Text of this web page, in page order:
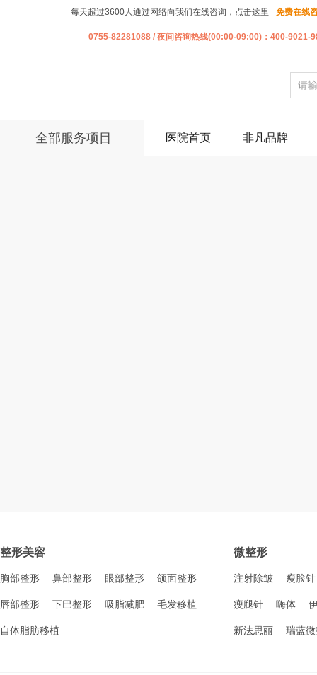
每天超过3600人通过网络向我们在线咨询，点击这里 免费在线
0755-82281088 / 夜间咨询热线(00:00-09:00)：400-9021-
全部服务项目 医院首页 非凡品牌
整形美容
胸部整形 鼻部整形 眼部整形 颌面整形
唇部整形 下巴整形 吸脂减肥 毛发移植
自体脂肪移植
微整形
注射除皱 瘦脸针
瘦腿针 嗨体
新法思丽 瑞蓝